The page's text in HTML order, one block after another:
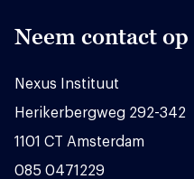
Neem contact op
Nexus Instituut
Herikerbergweg 292-342
1101 CT Amsterdam
085 0471229